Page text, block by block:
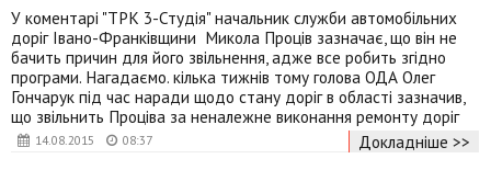
14.08.2015 08:37
У коментарі "ТРК 3-Студія" начальник служби автомобільних
доріг Івано-Франківщини Микола Проців зазначає, що він не
бачить причин для його звільнення, адже все робить згідно
програми. Нагадаємо. кілька тижнів тому голова ОДА Олег
Гончарук під час наради щодо стану доріг в області зазначив,
що звільнить Проціва за неналежне виконання ремонту доріг
Докладніше >>